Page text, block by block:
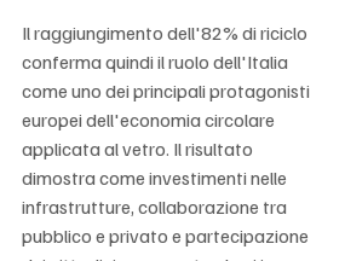
Il raggiungimento dell'82% di riciclo
conferma quindi il ruolo dell'Italia
come uno dei principali protagonisti
europei dell'economia circolare
applicata al vetro. Il risultato
dimostra come investimenti nelle
infrastrutture, collaborazione tra
pubblico e privato e partecipazione